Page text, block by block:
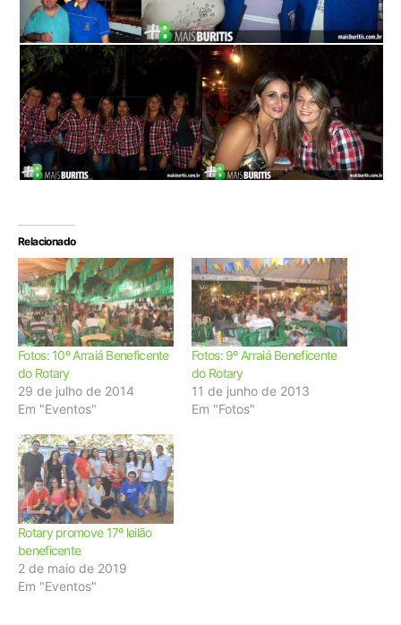
Relacionado
Fotos: 10º Arraiá Beneficente
do Rotary
29 de julho de 2014
Em "Eventos"
Fotos: 9º Arraiá Beneficente
do Rotary
11 de junho de 2013
Em "Fotos"
Rotary promove 17º leilão
beneficente
2 de maio de 2019
Em "Eventos"